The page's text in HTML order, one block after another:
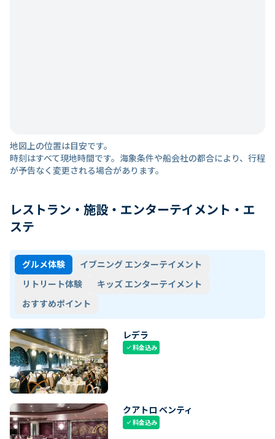
地図上の位置は目安です。
時刻はすべて現地時間です。海象条件や船会社の都合により、行程
が予告なく変更される場合があります。
レストラン・施設・エンターテイメント・エ
ステ
グルメ体験
イブニング エンターテイメント
リトリート体験
キッズ エンターテイメント
おすすめポイント
レデラ
check料金込み
クアトロ ベンティ
check料金込み